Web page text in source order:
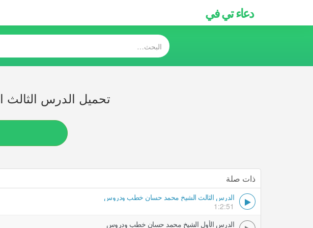
دعاء تي في
تحميل الدرس
ذات صلة
الدرس الثالث الشيخ محمد حسان خطب ودروس
1:2:51
الدرس الأول الشيخ محمد حسان خطب ودروس